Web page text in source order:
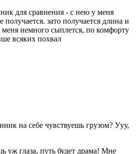
для сравнения - с нею у меня
зато получается длина и
немного сыплется, по комфорту
всяких похвал
на себе чувствуешь грузом? Ууу,
уж глаза, путь будет драма! Мне